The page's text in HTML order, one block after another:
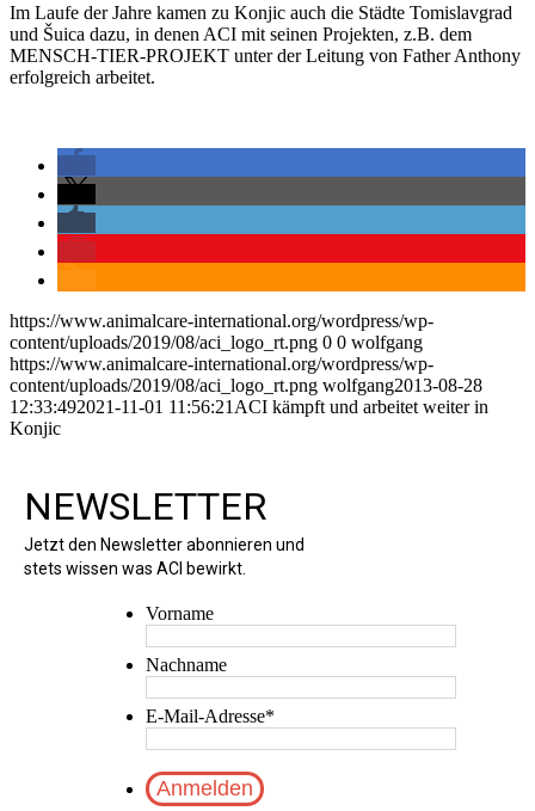
Im Laufe der Jahre kamen zu Konjic auch die Städte Tomislavgrad
und Šuica dazu, in denen ACI mit seinen Projekten, z.B. dem
MENSCH-TIER-PROJEKT unter der Leitung von Father Anthony
erfolgreich arbeitet.
https://www.animalcare-international.org/wordpress/wp-
content/uploads/2019/08/aci_logo_rt.png 0 0 wolfgang
https://www.animalcare-international.org/wordpress/wp-
content/uploads/2019/08/aci_logo_rt.png wolfgang2013-08-28
12:33:492021-11-01 11:56:21 ACI kämpft und arbeitet weiter in
Konjic
NEWSLETTER
Jetzt den Newsletter abonnieren und
stets wissen was ACI bewirkt.
Vorname
Nachname
E-Mail-Adresse*